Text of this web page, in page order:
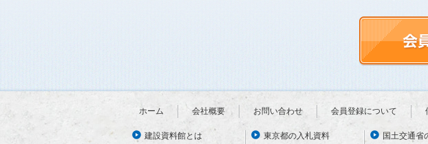
ホーム 会社概要 お問い合わせ 会員登録について
建設資料館とは 東京都の入札資料 国土交通省